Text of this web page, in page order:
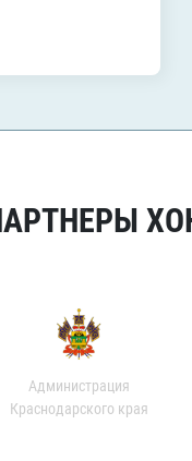
Администрация
Краснодарского края